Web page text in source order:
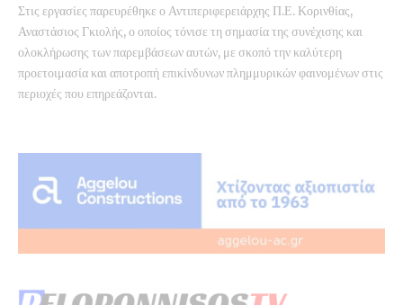
Στις εργασίες παρευρέθηκε ο Αντιπεριφερειάρχης Π.Ε. Κορινθίας,
Αναστάσιος Γκιολής, ο οποίος τόνισε τη σημασία της συνέχισης και
ολοκλήρωσης των παρεμβάσεων αυτών, με σκοπό την καλύτερη
προετοιμασία και αποτροπή επικίνδυνων πλημμυρικών φαινομένων στις
περιοχές που επηρεάζονται.